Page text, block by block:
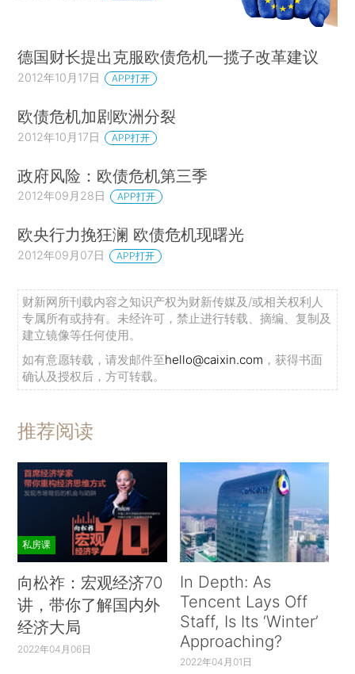
德国财长提出克服欧债危机一揽子改革建议
2012年10月17日 APP打开
欧债危机加剧欧洲分裂
2012年10月17日 APP打开
政府风险：欧债危机第三季
2012年09月28日 APP打开
欧央行力挽狂澜 欧债危机现曙光
2012年09月07日 APP打开
财新网所刊载内容之知识产权为财新传媒及/或相关权利人
专属所有或持有。未经许可，禁止进行转载、摘编、复制及
建立镜像等任何使用。
如有意愿转载，请发邮件至hello@caixin.com ，获得书面
确认及授权后，方可转载。
推荐阅读
私房课
向松祚：宏观经济70
讲，带你了解国内外
经济大局
2022年04月06日
In Depth: As
Tencent Lays Off
Staff, Is Its ‘Winter’
Approaching?
2022年04月01日